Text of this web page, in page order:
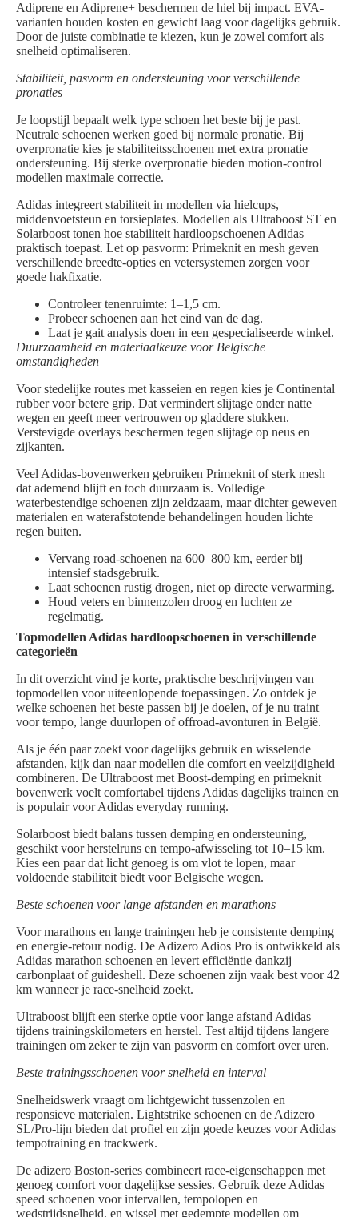
Adiprene en Adiprene+ beschermen de hiel bij impact. EVA-
varianten houden kosten en gewicht laag voor dagelijks gebruik.
Door de juiste combinatie te kiezen, kun je zowel comfort als
snelheid optimaliseren.
Stabiliteit, pasvorm en ondersteuning voor verschillende
pronaties
Je loopstijl bepaalt welk type schoen het beste bij je past.
Neutrale schoenen werken goed bij normale pronatie. Bij
overpronatie kies je stabiliteitsschoenen met extra pronatie
ondersteuning. Bij sterke overpronatie bieden motion-control
modellen maximale correctie.
Adidas integreert stabiliteit in modellen via hielcups,
middenvoetsteun en torsieplates. Modellen als Ultraboost ST en
Solarboost tonen hoe stabiliteit hardloopschoenen Adidas
praktisch toepast. Let op pasvorm: Primeknit en mesh geven
verschillende breedte-opties en vetersystemen zorgen voor
goede hakfixatie.
Controleer tenenruimte: 1–1,5 cm.
Probeer schoenen aan het eind van de dag.
Laat je gait analysis doen in een gespecialiseerde winkel.
Duurzaamheid en materiaalkeuze voor Belgische
omstandigheden
Voor stedelijke routes met kasseien en regen kies je Continental
rubber voor betere grip. Dat vermindert slijtage onder natte
wegen en geeft meer vertrouwen op gladdere stukken.
Verstevigde overlays beschermen tegen slijtage op neus en
zijkanten.
Veel Adidas-bovenwerken gebruiken Primeknit of sterk mesh
dat ademend blijft en toch duurzaam is. Volledige
waterbestendige schoenen zijn zeldzaam, maar dichter geweven
materialen en waterafstotende behandelingen houden lichte
regen buiten.
Vervang road-schoenen na 600–800 km, eerder bij
intensief stadsgebruik.
Laat schoenen rustig drogen, niet op directe verwarming.
Houd veters en binnenzolen droog en luchten ze
regelmatig.
Topmodellen Adidas hardloopschoenen in verschillende
categorieën
In dit overzicht vind je korte, praktische beschrijvingen van
topmodellen voor uiteenlopende toepassingen. Zo ontdek je
welke schoenen het beste passen bij je doelen, of je nu traint
voor tempo, lange duurlopen of offroad-avonturen in België.
Als je één paar zoekt voor dagelijks gebruik en wisselende
afstanden, kijk dan naar modellen die comfort en veelzijdigheid
combineren. De Ultraboost met Boost-demping en primeknit
bovenwerk voelt comfortabel tijdens Adidas dagelijks trainen en
is populair voor Adidas everyday running.
Solarboost biedt balans tussen demping en ondersteuning,
geschikt voor herstelruns en tempo-afwisseling tot 10–15 km.
Kies een paar dat licht genoeg is om vlot te lopen, maar
voldoende stabiliteit biedt voor Belgische wegen.
Beste schoenen voor lange afstanden en marathons
Voor marathons en lange trainingen heb je consistente demping
en energie-retour nodig. De Adizero Adios Pro is ontwikkeld als
Adidas marathon schoenen en levert efficiëntie dankzij
carbonplaat of guideshell. Deze schoenen zijn vaak best voor 42
km wanneer je race-snelheid zoekt.
Ultraboost blijft een sterke optie voor lange afstand Adidas
tijdens trainingskilometers en herstel. Test altijd tijdens langere
trainingen om zeker te zijn van pasvorm en comfort over uren.
Beste trainingsschoenen voor snelheid en interval
Snelheidswerk vraagt om lichtgewicht tussenzolen en
responsieve materialen. Lightstrike schoenen en de Adizero
SL/Pro-lijn bieden dat profiel en zijn goede keuzes voor Adidas
tempotraining en trackwerk.
De adizero Boston-series combineert race-eigenschappen met
genoeg comfort voor dagelijkse sessies. Gebruik deze Adidas
speed schoenen voor intervallen, tempolopen en
wedstrijdsnelheid, en wissel met gedempte modellen om